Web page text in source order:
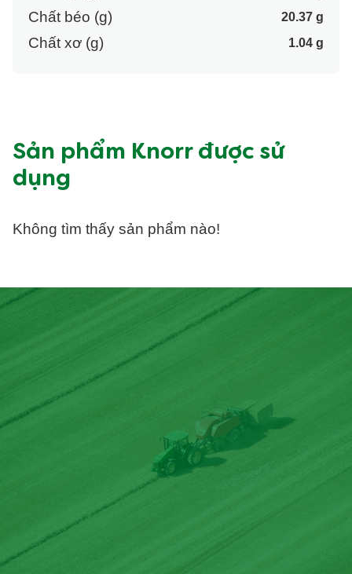
Chất béo (g) 20.37 g
Chất xơ (g) 1.04 g
Sản phẩm Knorr được sử
dụng
Không tìm thấy sản phẩm nào!